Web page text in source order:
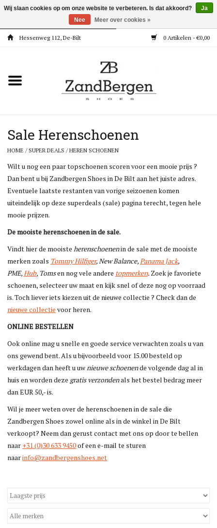
Hessenweg 112, De-Bilt 0 Artikelen - €0,00
Kleding
Meisjes
Jongens
Accessoires
Super Deals
Blog
Merken
Sale Herenschoenen
HOME / SUPER DEALS /HEREN SCHOENEN
Wilt u nog een paar topschoenen scoren voor een mooie prijs ?
Dan bent u bij Zandbergen Shoes in De Bilt aan het juiste adres.
Eventuele laatste restanten van vorige seizoenen komen
uiteindelijk op deze superdeals (sale) pagina terecht, tegen hele
mooie prijzen.
De mooiste herenschoenen in de sale.
Vindt hier de mooiste herenschoenenin de sale met de mooiste
merken zoals Tommy Hilfiger, New Balance,Panama Jack,
PME,Hub, Tomsen nog vele andere topmerken. Zoek je favoriete
schoenen, selecteer uw maat en kijk snel of deze nog op voorraad
is. Toch liever iets kiezen uit de nieuwe collectie ? Check dan de
nieuwe collectie voor heren.
ONLINE BESTELLEN
Ook online mag u snelle en goede service verwachten zoals u van
ons gewend bent. Als u bijvoorbeeld voor 15.00 besteld op
werkdagen dan heeft u uwnieuwe schoenende volgende dag al in
huis en worden deze gratis verzondenals het bestel bedrag meer
dan EUR 50,- is.
Wil je meer weten over de herenschoenen in de sale die
Zandbergen Shoes zowel online als in de winkel in De Bilt
verkoopt? Neem dan gerust contact met ons op door te bellen
naar +31 (0)30 633 9450of een e-mail te sturen
naarinfo@zandbergenshoes.net
Wij slaan cookies op om onze website te verbeteren. Is dat akkoord?
Ja
Nee
Meer over cookies »